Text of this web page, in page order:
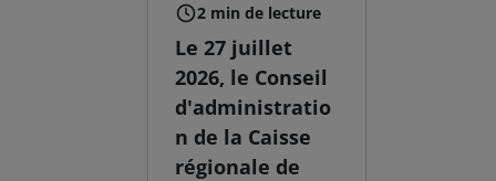
2 min de lecture
Le 27 juillet
2026, le Conseil
d'administratio
n de la Caisse
régionale de